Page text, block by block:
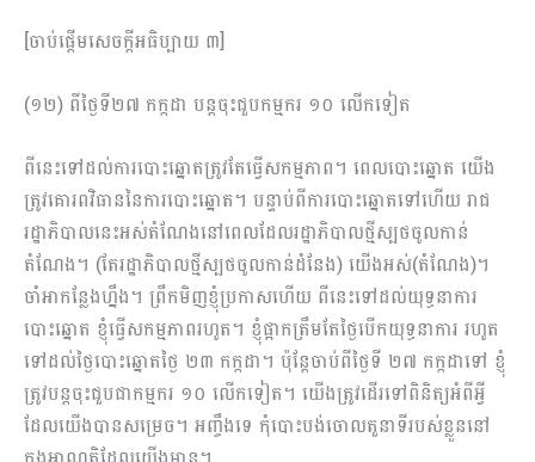
[ចាប់ផ្តើមសេចក្តីអធិប្បាយ ៣]
(១២) ពីថ្ងៃទី២៧ កក្កដា បន្តចុះជួបកម្មករ ១០ លើកទៀត
ពីនេះទៅដល់ការបោះឆ្នោតត្រូវតែធ្វើសកម្មភាព។ ពេលបោះឆ្នោត យើង
ត្រូវគោរពវិធាននៃការបោះឆ្នោត។ បន្ទាប់ពីការបោះឆ្នោតទៅហើយ រាជ
រដ្ឋាភិបាលនេះអស់តំណែងនៅពេលដែលរដ្ឋាភិបាលថ្មីស្បថចូលកាន់
តំណែង។ (តែរដ្ឋាភិបាលថ្មីស្បថចូលកាន់ដំនែង) យើងអស់(តំណែង)។
ចាំអាកន្លែងហ្នឹង។ ព្រឹកមិញខ្ញុំប្រ​កាសហើយ ពីនេះទៅដល់យុទ្ធនាការ
បោះឆ្នោត ខ្ញុំធ្វើសកម្មភាពរហូត។ ខ្ញុំផ្អាកត្រឹមតែថ្ងៃបើកយុទ្ធនាការ រហូត
ទៅដល់ថ្ងៃបោះឆ្នោតថ្ងៃ ២៣ កក្កដា។ ប៉ុន្តែចាប់ពីថ្ងៃទី ២៧ កក្កដាទៅ ខ្ញុំ
ត្រូវបន្តចុះជួបជាកម្មករ ១០ លើកទៀត។ យើងត្រូវដើរទៅពិនិត្យអំពីអ្វី
ដែលយើងបានសម្រេច។ អញ្ចឹងទេ កុំបោះបង់ចោលតួនាទីរបស់ខ្លួននៅ